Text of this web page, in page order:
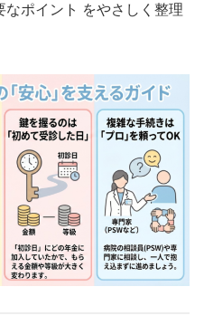
ポイント をやさしく整理